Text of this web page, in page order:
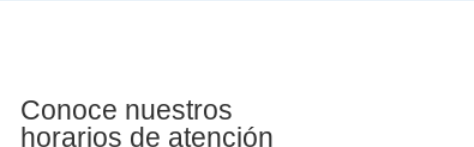
Conoce nuestros
horarios de atención